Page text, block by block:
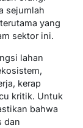
sejumlah
yang
sektor ini.
lahan
kerap
kritik. Untuk
bahwa
dan